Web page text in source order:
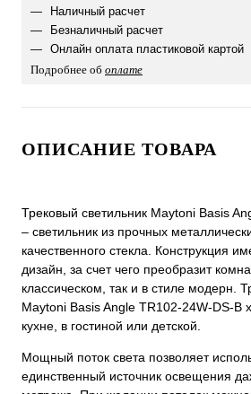
Наличный расчет
Безналичный расчет
Онлайн оплата пластиковой картой
Подробнее об оплате
ОПИСАНИЕ ТОВАРА
Трековый светильник Maytoni Basis
– светильник из прочных
качественного стекла. Конструкция
дизайн, за счет чего преобразит
классическом, так и в стиле модерн.
Maytoni Basis Angle TR102-24W-DS-B
кухне, в гостиной или детской.
Мощный поток света позволяет
единственный источник освещения